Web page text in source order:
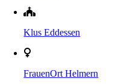
Klus Eddessen
FrauenOrt Helmern